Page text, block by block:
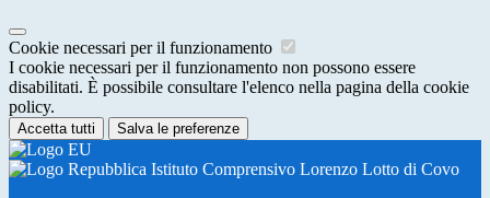
Cookie necessari per il funzionamento
I cookie necessari per il funzionamento non possono essere
disabilitati. È possibile consultare l'elenco nella pagina della cookie
policy.
Accetta tutti Salva le preferenze
Istituto Comprensivo Lorenzo Lotto di Covo